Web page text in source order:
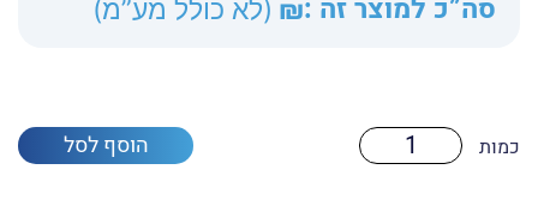
סה”כ למוצר זה :₪ (לא כולל מע”מ)
כמות
של
מתקן
הוסף לסל